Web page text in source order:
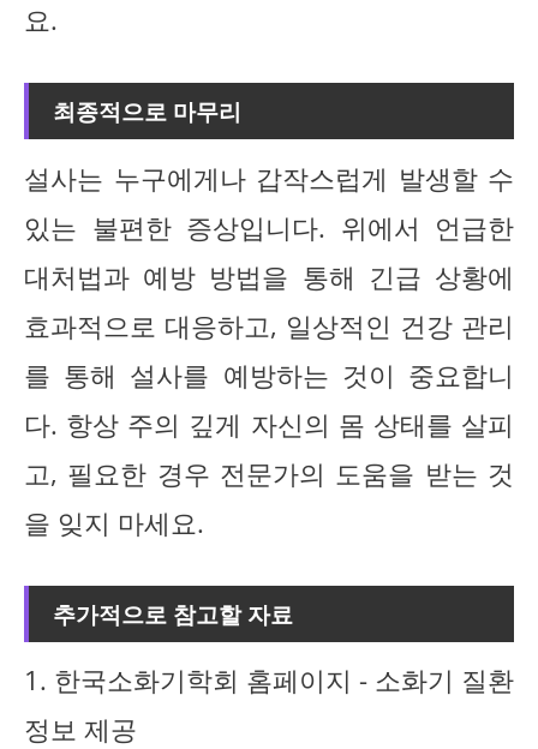
요.
최종적으로 마무리
설사는 누구에게나 갑작스럽게 발생할 수
있는 불편한 증상입니다. 위에서 언급한
대처법과 예방 방법을 통해 긴급 상황에
효과적으로 대응하고, 일상적인 건강 관리
를 통해 설사를 예방하는 것이 중요합니
다. 항상 주의 깊게 자신의 몸 상태를 살피
고, 필요한 경우 전문가의 도움을 받는 것
을 잊지 마세요.
추가적으로 참고할 자료
1. 한국소화기학회 홈페이지 - 소화기 질환
정보 제공